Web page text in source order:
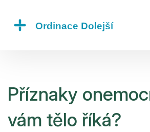
Příznaky
vám tělo říká?